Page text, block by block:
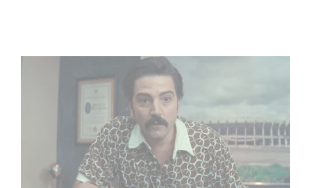
Mexico 86, est à retrouver dès maintenant sur Netflix